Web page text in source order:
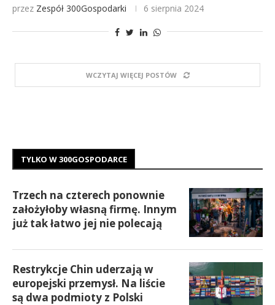
przez Zespół 300Gospodarki 6 sierpnia 2024
WCZYTAJ WIĘCEJ POSTÓW
TYLKO W 300GOSPODARCE
Trzech na czterech ponownie
założyłoby własną firmę. Innym
już tak łatwo jej nie polecają
Restrykcje Chin uderzają w
europejski przemysł. Na liście
są dwa podmioty z Polski